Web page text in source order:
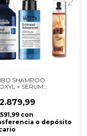
SHAMPOO
+ SERUM
con
o depósito